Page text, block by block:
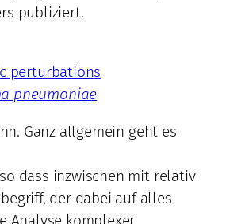
publiziert.
perturbations
pneumoniae
Ganz allgemein geht es
dass inzwischen mit relativ
der dabei auf alles